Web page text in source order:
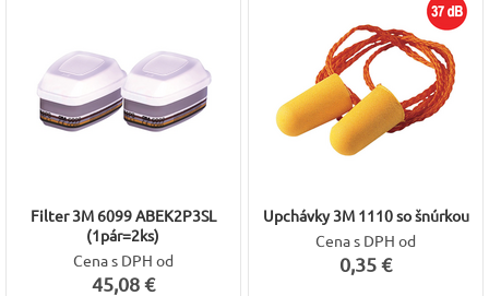
Filter 3M 6099 ABEK2P3SL
(1pár=2ks)
Cena s DPH od
45,08 €
Upchávky 3M 1110 so šnúrkou
Cena s DPH od
0,35 €